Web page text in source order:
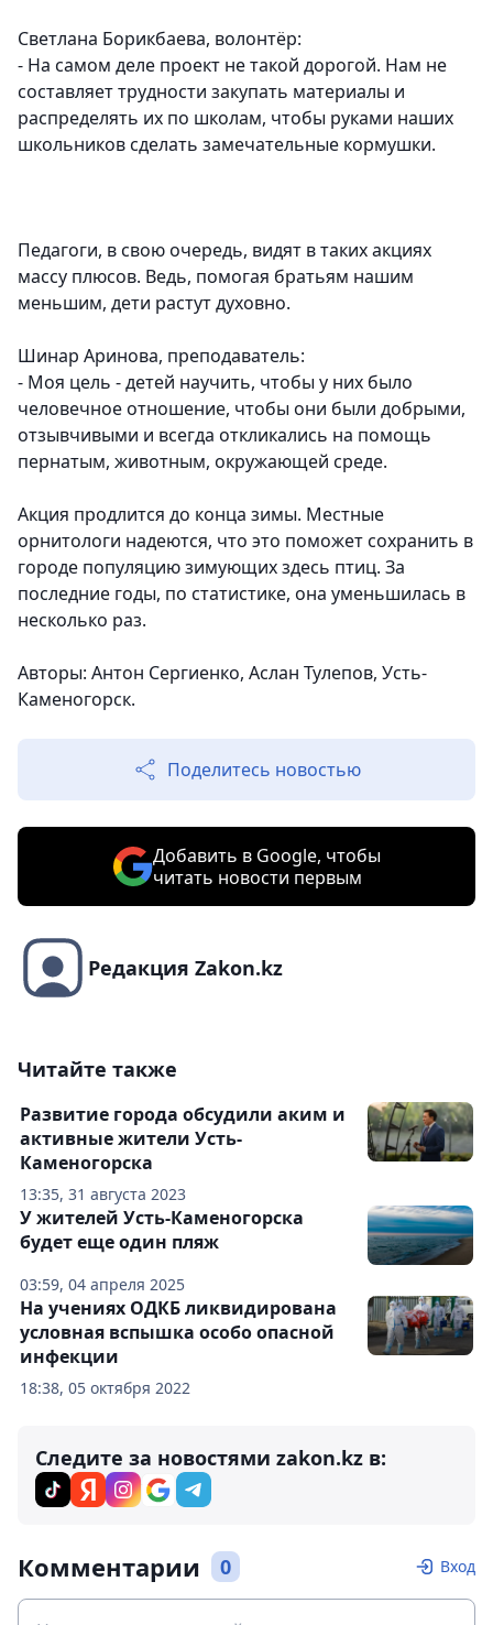
Светлана Борикбаева, волонтёр:
- На самом деле проект не такой дорогой. Нам не
составляет трудности закупать материалы и
распределять их по школам, чтобы руками наших
школьников сделать замечательные кормушки.
Педагоги, в свою очередь, видят в таких акциях
массу плюсов. Ведь, помогая братьям нашим
меньшим, дети растут духовно.
Шинар Аринова, преподаватель:
- Моя цель - детей научить, чтобы у них было
человечное отношение, чтобы они были добрыми,
отзывчивыми и всегда откликались на помощь
пернатым, животным, окружающей среде.
Акция продлится до конца зимы. Местные
орнитологи надеются, что это поможет сохранить в
городе популяцию зимующих здесь птиц. За
последние годы, по статистике, она уменьшилась в
несколько раз.
Авторы: Антон Сергиенко, Аслан Тулепов, Усть-
Каменогорск.
Поделитесь новостью
Добавить в Google, чтобы
читать новости первым
Редакция Zakon.kz
Читайте также
13:35, 31 августа 2023
Развитие города обсудили аким и
активные жители Усть-
Каменогорска
03:59, 04 апреля 2025
У жителей Усть-Каменогорска
будет еще один пляж
18:38, 05 октября 2022
На учениях ОДКБ ликвидирована
условная вспышка особо опасной
инфекции
Следите за новостями zakon.kz в:
Комментарии 0 Вход